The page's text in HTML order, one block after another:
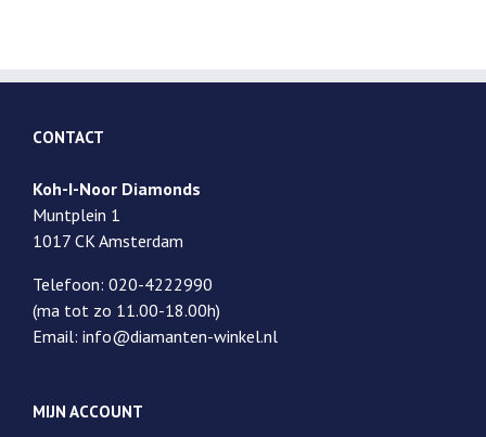
CONTACT
Koh-I-Noor Diamonds
Muntplein 1
1017 CK Amsterdam
Telefoon: 020-4222990
(ma tot zo 11.00-18.00h)
Email: info@diamanten-winkel.nl
MIJN ACCOUNT